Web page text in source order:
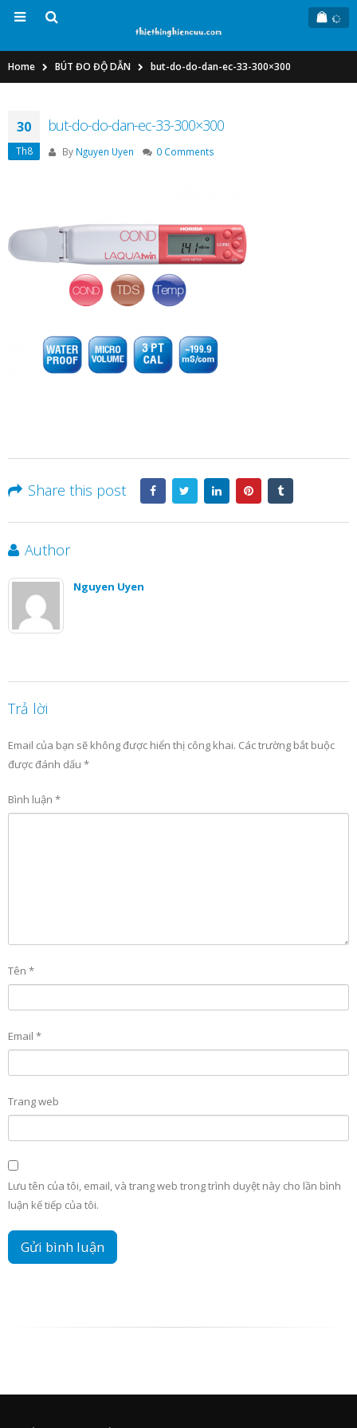
Home BÚT ĐO ĐỘ DẪN but-do-do-dan-ec-33-300×300
30
Th8
but-do-do-dan-ec-33-300×300
By Nguyen Uyen 0 Comments
Share this post
Author
Nguyen Uyen
Trả lời
Email của bạn sẽ không được hiển thị công khai. Các trường bắt buộc
được đánh dấu *
Bình luận *
Tên *
Email *
Trang web
Lưu tên của tôi, email, và trang web trong trình duyệt này cho lần bình
luận kế tiếp của tôi.